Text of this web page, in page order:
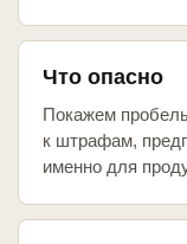
Что опасно
Покажем
к штрафам,
именно для